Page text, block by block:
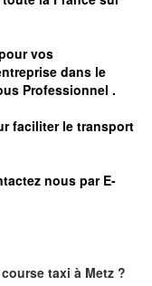
vos
dans le
Professionnel .
faciliter letransport
nous par E-
taxi à Metz ?